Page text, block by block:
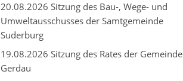
20.08.2026 Sitzung des Bau-, Wege- und
Umweltausschusses der Samtgemeinde
Suderburg
19.08.2026 Sitzung des Rates der Gemeinde
Gerdau